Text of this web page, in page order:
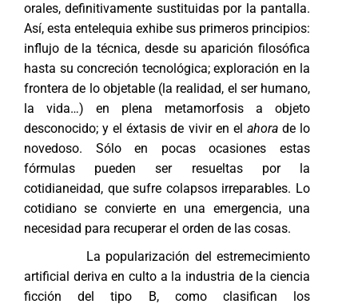
orales, definitivamente sustituidas por la pantalla.
Así, esta entelequia exhibe sus primeros principios:
influjo de la técnica, desde su aparición filosófica
hasta su concreción tecnológica; exploración en la
frontera de lo objetable (la realidad, el ser humano,
la vida…) en plena metamorfosis a objeto
desconocido; y el éxtasis de vivir en el ahorade lo
novedoso. Sólo en pocas ocasiones estas
fórmulas pueden ser resueltas por la
cotidianeidad, que sufre colapsos irreparables. Lo
cotidiano se convierte en una emergencia, una
necesidad para recuperar el orden de las cosas.
La popularización del estremecimiento
artificial deriva en culto a la industria de la ciencia
ficción del tipo B, como clasifican los